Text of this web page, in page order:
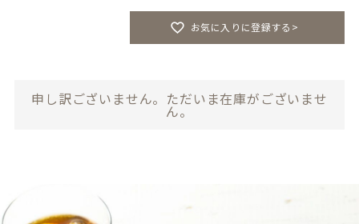
お気に入りに登録する>
申し訳ございません。ただいま在庫がございませ
ん。